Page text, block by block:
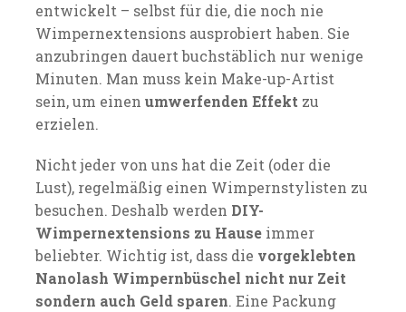
entwickelt – selbst für die, die noch nie
Wimpernextensions ausprobiert haben. Sie
anzubringen dauert buchstäblich nur wenige
Minuten. Man muss kein Make-up-Artist
sein, um einen umwerfenden Effekt zu
erzielen.
Nicht jeder von uns hat die Zeit (oder die
Lust), regelmäßig einen Wimpernstylisten zu
besuchen. Deshalb werden DIY-
Wimpernextensions zu Hauseimmer
beliebter. Wichtig ist, dass die vorgeklebten
Nanolash Wimpernbüschel nicht nur Zeit
sondern auch Geld sparen. Eine Packung